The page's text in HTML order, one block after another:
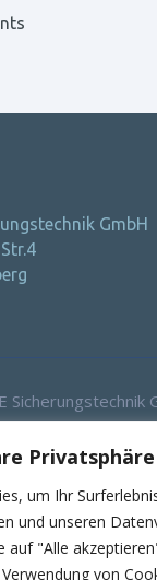
Privatsphäre
um Ihr
und unseren
auf "Alle
von
GmbH
Sicherungstechnik